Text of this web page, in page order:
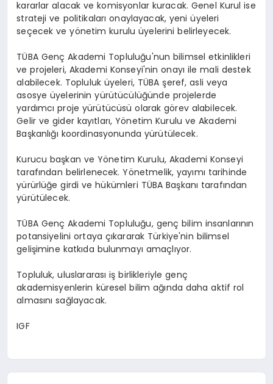
kararlar alacak ve komisyonlar kuracak. Genel Kurul ise
strateji ve politikaları onaylayacak, yeni üyeleri
seçecek ve yönetim kurulu üyelerini belirleyecek.
TÜBA Genç Akademi Topluluğu'nun bilimsel etkinlikleri
ve projeleri, Akademi Konseyi'nin onayı ile mali destek
alabilecek. Topluluk üyeleri, TÜBA şeref, asli veya
asosye üyelerinin yürütücülüğünde projelerde
yardımcı proje yürütücüsü olarak görev alabilecek.
Gelir ve gider kayıtları, Yönetim Kurulu ve Akademi
Başkanlığı koordinasyonunda yürütülecek.
Kurucu başkan ve Yönetim Kurulu, Akademi Konseyi
tarafından belirlenecek. Yönetmelik, yayımı tarihinde
yürürlüğe girdi ve hükümleri TÜBA Başkanı tarafından
yürütülecek.
TÜBA Genç Akademi Topluluğu, genç bilim insanlarının
potansiyelini ortaya çıkararak Türkiye'nin bilimsel
gelişimine katkıda bulunmayı amaçlıyor.
Topluluk, uluslararası iş birlikleriyle genç
akademisyenlerin küresel bilim ağında daha aktif rol
almasını sağlayacak.
IGF